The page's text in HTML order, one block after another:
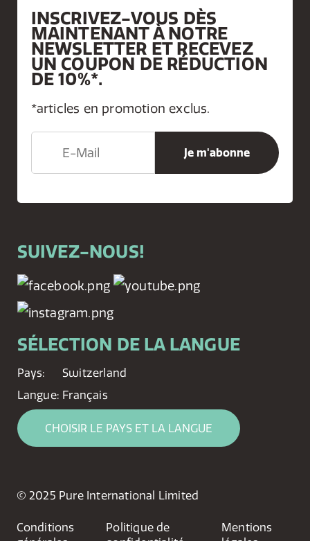
INSCRIVEZ-VOUS DÈS
MAINTENANT À NOTRE
NEWSLETTER ET RECEVEZ
UN COUPON DE RÉDUCTION
DE 10%*.
*articles en promotion exclus.
SUIVEZ-NOUS!
SÉLECTION DE LA LANGUE
Pays:
Switzerland
Langue: Français
CHOISIR LE PAYS ET LA LANGUE
© 2025 Pure International Limited
Conditions
Politique de
Mentions